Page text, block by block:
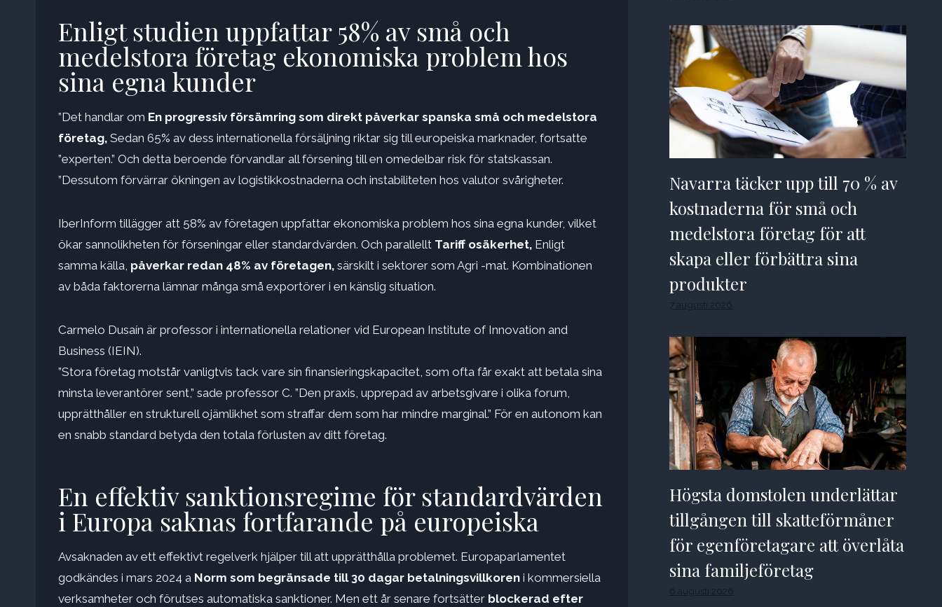
Enligt studien uppfattar 58% av små och
medelstora företag ekonomiska problem hos
sina egna kunder
”Det handlar om En progressiv försämring som direkt påverkar spanska små och medelstora
företag, Sedan 65% av dess internationella försäljning riktar sig till europeiska marknader, fortsatte
”experten.” Och detta beroende förvandlar all försening till en omedelbar risk för statskassan.
”Dessutom förvärrar ökningen av logistikkostnaderna och instabiliteten hos valutor svårigheter.
IberInform tillägger att 58% av företagen uppfattar ekonomiska problem hos sina egna kunder, vilket
ökar sannolikheten för förseningar eller standardvärden. Och parallellt Tariff osäkerhet, Enligt
samma källa, påverkar redan 48% av företagen, särskilt i sektorer som Agri -mat. Kombinationen
av båda faktorerna lämnar många små exportörer i en känslig situation.
Carmelo Dusaín är professor i internationella relationer vid European Institute of Innovation and
Business (IEIN).
”Stora företag motstår vanligtvis tack vare sin finansieringskapacitet, som ofta får exakt att betala sina
minsta leverantörer sent,” sade professor C. ”Den praxis, upprepad av arbetsgivare i olika forum,
upprätthåller en strukturell ojämlikhet som straffar dem som har mindre marginal.” För en autonom kan
en snabb standard betyda den totala förlusten av ditt företag.
En effektiv sanktionsregime för standardvärden
i Europa saknas fortfarande på europeiska
Avsaknaden av ett effektivt regelverk hjälper till att upprätthålla problemet. Europaparlamentet
godkändes i mars 2024 a Norm som begränsade till 30 dagar betalningsvillkoren i kommersiella
verksamheter och förutses automatiska sanktioner. Men ett år senare fortsätter blockerad efter
Navarra täcker upp till 70 % av
kostnaderna för små och
medelstora företag för att
skapa eller förbättra sina
produkter
7 augusti 2026
Högsta domstolen underlättar
tillgången till skatteförmåner
för egenföretagare att överlåta
sina familjeföretag
6 augusti 2026